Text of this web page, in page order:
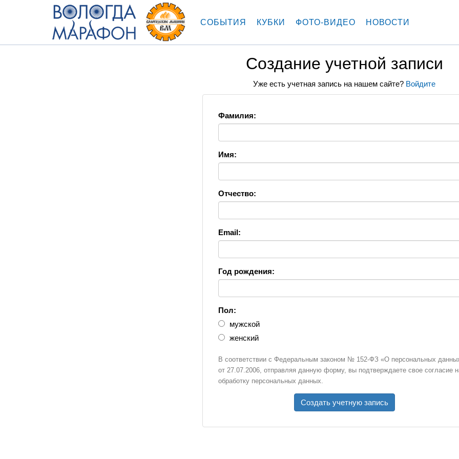
СОБЫТИЯ КУБКИ ФОТО-ВИДЕО НОВОСТИ
Создание учетной записи
Уже есть учетная запись на нашем сайте? Войдите
Фамилия:
Имя:
Отчество:
Email:
Год рождения:
Пол:
мужской
женский
В соответствии с Федеральным законом № 152-ФЗ «О персональных
от 27.07.2006, отправляя данную форму, вы подтверждаете свое согласие
обработку персональных данных.
Создать учетную запись